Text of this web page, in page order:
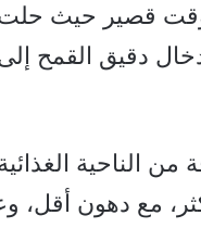
قصير حيث حلت
دقيق القمح
من الناحية
مع دهون أقل،